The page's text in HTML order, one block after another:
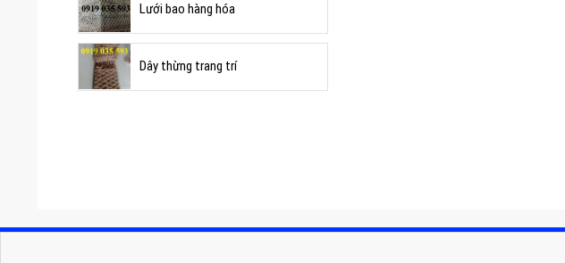
Lưới bao hàng hóa
Dây thừng trang trí